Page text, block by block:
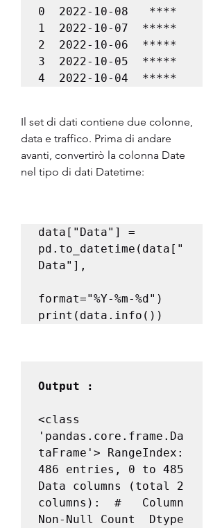
0  2022-10-08   ****
1  2022-10-07  *****
2  2022-10-06  *****
3  2022-10-05  *****
4  2022-10-04  *****
Il set di dati contiene due colonne,
data e traffico. Prima di andare
avanti, convertirò la colonna Date
nel tipo di dati Datetime:
data["Data"] =
pd.to_datetime(data["
Data"],
format="%Y-%m-%d")
print(data.info())
<class
'pandas.core.frame.Da
taFrame'> RangeIndex:
486 entries, 0 to 485
Data columns (total 2
columns):  #   Column
Non-Null Count  Dtype